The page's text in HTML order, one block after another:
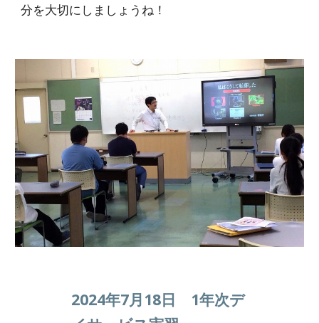
分を大切にしましょうね！
2024年7月18日 1年次デ